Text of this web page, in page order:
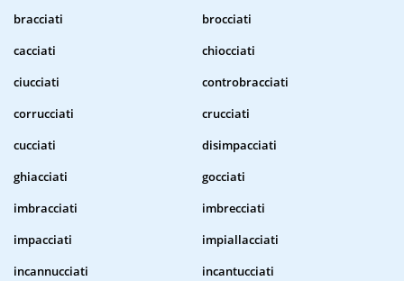
bracciati
brocciati
cacciati
chiocciati
ciucciati
controbracciati
corrucciati
crucciati
cucciati
disimpacciati
ghiacciati
gocciati
imbracciati
imbrecciati
impacciati
impiallacciati
incannucciati
incantucciati